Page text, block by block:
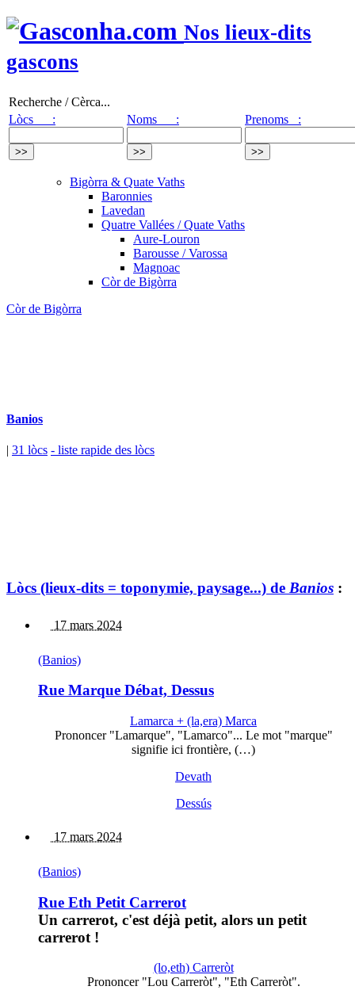
Nos lieux-dits
gascons
Recherche / Cèrca...
Lòcs :
Noms : Prenoms :
Bigòrra & Quate Vaths
Baronnies
Lavedan
Quatre Vallées / Quate Vaths
Aure-Louron
Barousse / Varossa
Magnoac
Còr de Bigòrra
Còr de Bigòrra
Banios
| 31 lòcs - liste rapide des lòcs
Lòcs (lieux-dits = toponymie, paysage...) de Banios :
17 mars 2024
(Banios)
Rue Marque Débat, Dessus
Lamarca + (la,era) Marca
Prononcer "Lamarque", "Lamarco"... Le mot "marque"
signifie ici frontière, (…)
Devath
Dessús
17 mars 2024
(Banios)
Rue Eth Petit Carrerot
Un carrerot, c'est déjà petit, alors un petit
carrerot !
(lo,eth) Carreròt
Prononcer "Lou Carreròt", "Eth Carreròt".